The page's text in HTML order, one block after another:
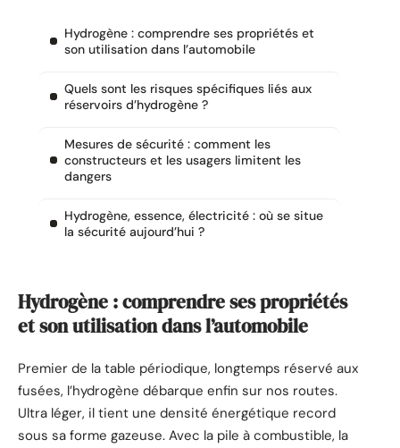
Hydrogène : comprendre ses propriétés et
son utilisation dans l’automobile
Quels sont les risques spécifiques liés aux
réservoirs d’hydrogène ?
Mesures de sécurité : comment les
constructeurs et les usagers limitent les
dangers
Hydrogène, essence, électricité : où se situe
la sécurité aujourd’hui ?
Hydrogène : comprendre ses propriétés
et son utilisation dans l’automobile
Premier de la table périodique, longtemps réservé aux
fusées, l’hydrogène débarque enfin sur nos routes.
Ultra léger, il tient une densité énergétique record
sous sa forme gazeuse. Avec la pile à combustible, la